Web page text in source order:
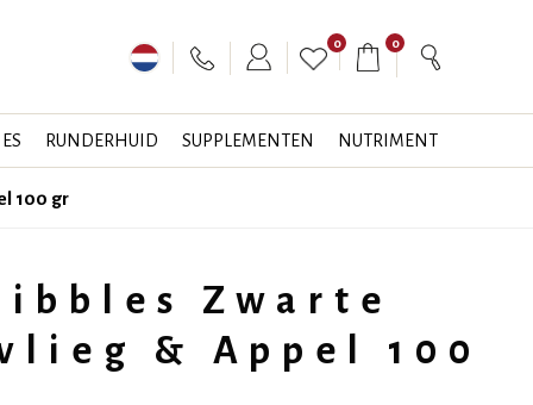
0 0
RUNDERHUID SUPPLEMENTEN NUTRIMENT
100 gr
Zwarte
& Appel 100